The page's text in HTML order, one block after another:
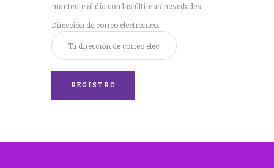
mantente al día con las últimas novedades.
Dirección de correo electrónico: